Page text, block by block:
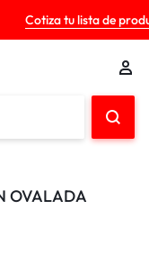
Cotiza tu lista de
OVALADA